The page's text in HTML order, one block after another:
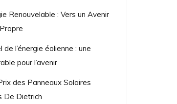
Renouvelable : Vers un Avenir
l’énergie éolienne : une
pour l’avenir
des Panneaux Solaires
De Dietrich